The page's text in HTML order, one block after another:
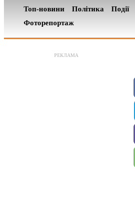
Топ-новини Політика Події
Фоторепортаж
РЕКЛАМА